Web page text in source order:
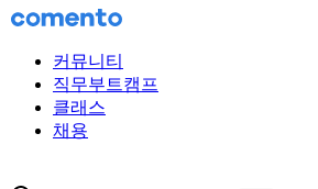
커뮤니티
직무부트캠프
클래스
채용